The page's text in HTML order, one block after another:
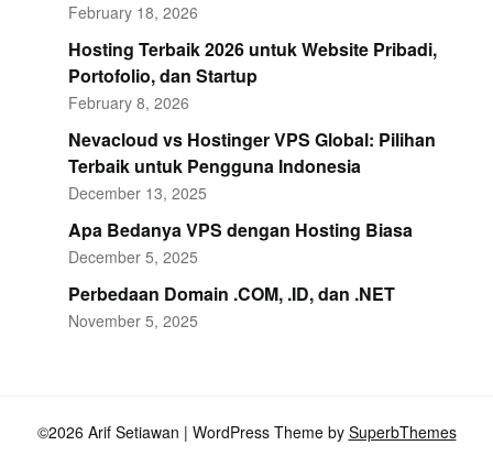
February 18, 2026
Hosting Terbaik 2026 untuk Website Pribadi,
Portofolio, dan Startup
February 8, 2026
Nevacloud vs Hostinger VPS Global: Pilihan
Terbaik untuk Pengguna Indonesia
December 13, 2025
Apa Bedanya VPS dengan Hosting Biasa
December 5, 2025
Perbedaan Domain .COM, .ID, dan .NET
November 5, 2025
©2026 Arif Setiawan | WordPress Theme by SuperbThemes